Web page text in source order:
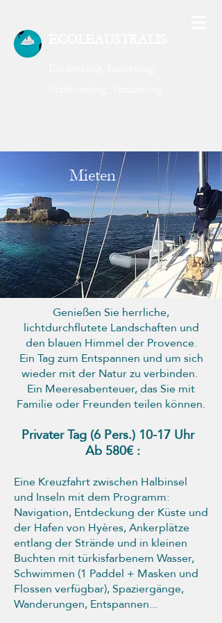
Mieten
Genießen Sie herrliche,
lichtdurchflutete Landschaften und
den blauen Himmel der Provence.
Ein Tag zum Entspannen und um sich
wieder mit der Natur zu verbinden.
Ein Meeresabenteuer, das Sie mit
Familie oder Freunden teilen können.
Privater Tag (6Pers.) 10-17 Uhr
Ab 580€:
Eine Kreuzfahrt zwischen Halbinsel
und Inseln mit dem Programm:
Navigation, Entdeckung der Küste und
der Hafen von Hyères, Ankerplätze
entlang der Strände und in kleinen
Buchten mit türkisfarbenem Wasser,
Schwimmen (1 Paddel + Masken und
Flossen verfügbar), Spaziergänge,
Wanderungen, Entspannen...